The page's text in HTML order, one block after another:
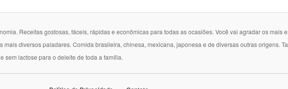
Receitas gostosas, fáceis, rápidas e econômicas para todas as ocasiões. Você vai agradar os mais
diversos paladares. Comida brasileira, chinesa, mexicana, japonesa e de diversas outras origens.
sem lactose para o deleite de toda a família.